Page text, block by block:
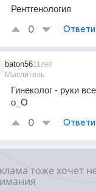
Рентгенология
0
baton56
Мыслитель
11лет
Гинеколог - руки
о_О
0